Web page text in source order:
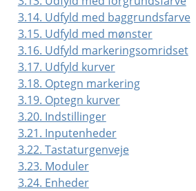
3.14. Udfyld med baggrundsfarve
3.15. Udfyld med mønster
3.16. Udfyld markeringsomridset
3.17. Udfyld kurver
3.18. Optegn markering
3.19. Optegn kurver
3.20. Indstillinger
3.21. Inputenheder
3.22. Tastaturgenveje
3.23. Moduler
3.24. Enheder